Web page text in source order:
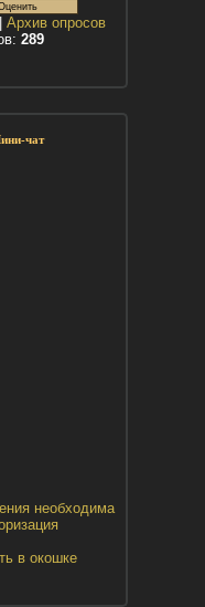
Архив опросов
289
чат
необходима
в окошке